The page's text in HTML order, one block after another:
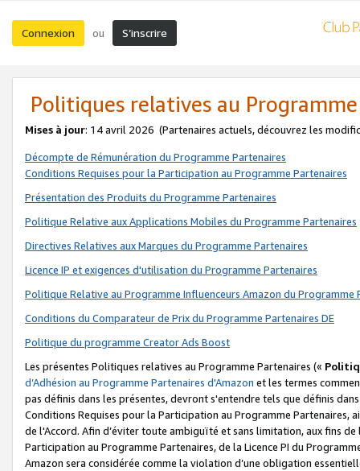
Connexion ou S’inscrire
Politiques relatives au
Mises à jour: 14 avril 2026 (Partenaires actuels, découvrez les
Décompte de Rémunération du Programme Partenaires
Conditions Requises pour la Participation au Programme Partenaires
Présentation des Produits du Programme Partenaires
Politique Relative aux Applications Mobiles du Programme Partenaires
Directives Relatives aux Marques du Programme Partenaires
Licence IP et exigences d'utilisation du Programme Partenaires
Politique Relative au Programme Influenceurs Amazon du Programme
Conditions du Comparateur de Prix du Programme Partenaires DE
Politique du programme Creator Ads Boost
Les présentes Politiques relatives au Programme Partenaires («
d’Adhésion au Programme Partenaires d'Amazon et les termes
pas définis dans les présentes, devront s'entendre tels que définis
Conditions Requises pour la Participation au Programme Partenaires,
de l'Accord. Afin d’éviter toute ambiguïté et sans limitation, aux fins
Participation au Programme Partenaires, de la Licence PI du
Amazon sera considérée comme la violation d’une obligation